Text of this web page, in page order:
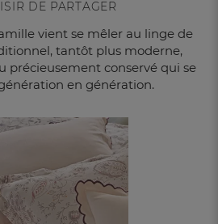
DE PARTAGER
vient se mêler au linge de
tantôt plus moderne,
précieusement conservé qui se
en génération.